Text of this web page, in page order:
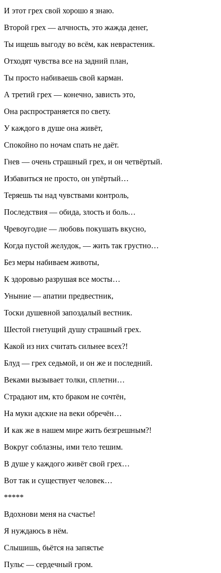
И этот грех свой хорошо я знаю.
Второй грех — алчность, это жажда денег,
Ты ищешь выгоду во всём, как неврастеник.
Отходят чувства все на задний план,
Ты просто набиваешь свой карман.
А третий грех — конечно, зависть это,
Она распространяется по свету.
У каждого в душе она живёт,
Спокойно по ночам спать не даёт.
Гнев — очень страшный грех, и он четвёртый.
Избавиться не просто, он упёртый…
Теряешь ты над чувствами контроль,
Последствия — обида, злость и боль…
Чревоугодие — любовь покушать вкусно,
Когда пустой желудок, — жить так грустно…
Без меры набиваем животы,
К здоровью разрушая все мосты…
Уныние — апатии предвестник,
Тоски душевной запоздалый вестник.
Шестой гнетущий душу страшный грех.
Какой из них считать сильнее всех?!
Блуд — грех седьмой, и он же и последний.
Веками вызывает толки, сплетни…
Страдают им, кто браком не сочтён,
На муки адские на веки обречён…
И как же в нашем мире жить безгрешным?!
Вокруг соблазны, ими тело тешим.
В душе у каждого живёт свой грех…
Вот так и существует человек…
*****
Вдохнови меня на счастье!
Я нуждаюсь в нём.
Слышишь, бьётся на запястье
Пульс — сердечный гром.